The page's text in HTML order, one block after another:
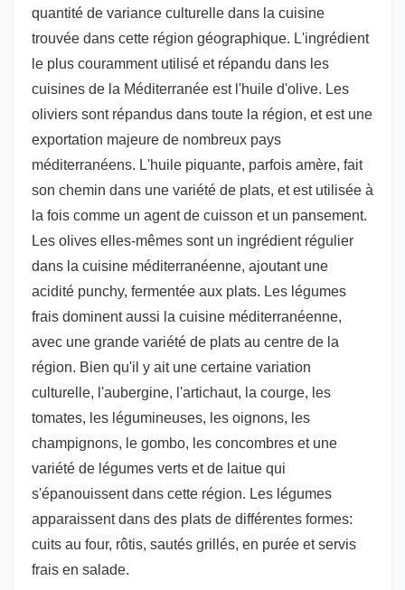
quantité de variance culturelle dans la cuisine
trouvée dans cette région géographique. L'ingrédient
le plus couramment utilisé et répandu dans les
cuisines de la Méditerranée est l'huile d'olive. Les
oliviers sont répandus dans toute la région, et est une
exportation majeure de nombreux pays
méditerranéens. L'huile piquante, parfois amère, fait
son chemin dans une variété de plats, et est utilisée à
la fois comme un agent de cuisson et un pansement.
Les olives elles-mêmes sont un ingrédient régulier
dans la cuisine méditerranéenne, ajoutant une
acidité punchy, fermentée aux plats. Les légumes
frais dominent aussi la cuisine méditerranéenne,
avec une grande variété de plats au centre de la
région. Bien qu'il y ait une certaine variation
culturelle, l'aubergine, l'artichaut, la courge, les
tomates, les légumineuses, les oignons, les
champignons, le gombo, les concombres et une
variété de légumes verts et de laitue qui
s'épanouissent dans cette région. Les légumes
apparaissent dans des plats de différentes formes:
cuits au four, rôtis, sautés grillés, en purée et servis
frais en salade.